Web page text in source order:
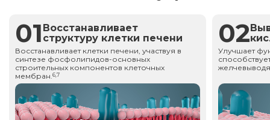
01 Восстанавливает
структуру клетки печени
Восстанавливает клетки печени, участвуя в
синтезе фосфолипидов-основных
строительных компонентов клеточных
мембран.6,7
02
Улучшает